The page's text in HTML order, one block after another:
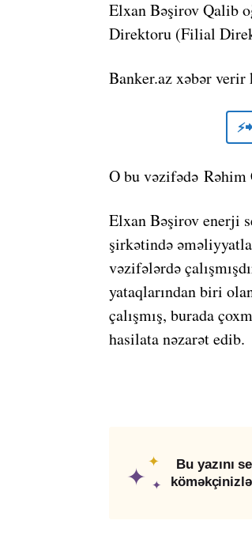
Elxan Bəşirov Qalib
Direktoru (Filial
Banker.az xəbər verir
O bu vəzifədə Rəhim
Elxan Bəşirov enerji
şirkətində
vəzifələrdə
yataqlarından biri
çalışmış, burada
hasilata nəzarət edib.
✦
✦
✦
Bu yazını
köməkçinizlə